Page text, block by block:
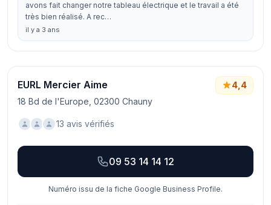
avons fait changer notre tableau électrique et le travail a été
très bien réalisé. A rec…
il y a 3 ans
EURL Mercier Aime
18 Bd de l'Europe, 02300 Chauny
4,4
13 avis vérifiés
09 53 14 14 12
Numéro issu de la fiche Google Business Profile.